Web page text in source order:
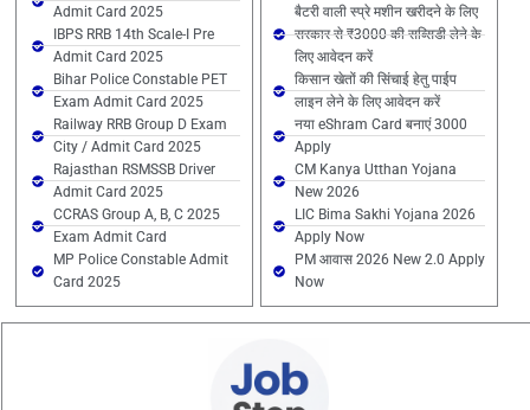
Admit Card 2025
IBPS RRB 14th Scale-I Pre
Admit Card 2025
Bihar Police Constable PET
Exam Admit Card 2025
Railway RRB Group D Exam
City / Admit Card 2025
Rajasthan RSMSSB Driver
Admit Card 2025
CCRAS Group A, B, C 2025
Exam Admit Card
MP Police Constable Admit
Card 2025
बैटरी वाली स्प्रे मशीन खरीदने के लिए
सरकार से ₹3000 की सब्सिडी लेने के
लिए आवेदन करें
किसान खेतों की सिंचाई हेतु पाईप
लाइन लेने के लिए आवेदन करें
नया eShram Card बनाएं 3000
Apply
CM Kanya Utthan Yojana
New 2026
LIC Bima Sakhi Yojana 2026
Apply Now
PM आवास 2026 New 2.0 Apply
Now